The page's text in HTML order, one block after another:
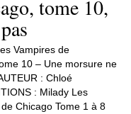
tome 10,
Vampires de
10 – Une morsure ne
: Chloé
: Milady Les
Chicago Tome 1 à 8